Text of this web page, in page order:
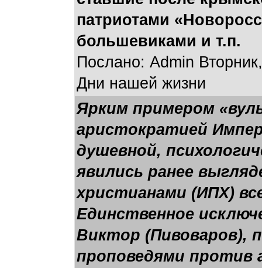
патриотами
большевиками и т.п.
Послано: Admin
Дни нашей жизни
Ярким примером
аристократией
душевной,
явились ранее
христианами (ИПХ)
Единственное
Виктор (Пивоваров),
проповедями против